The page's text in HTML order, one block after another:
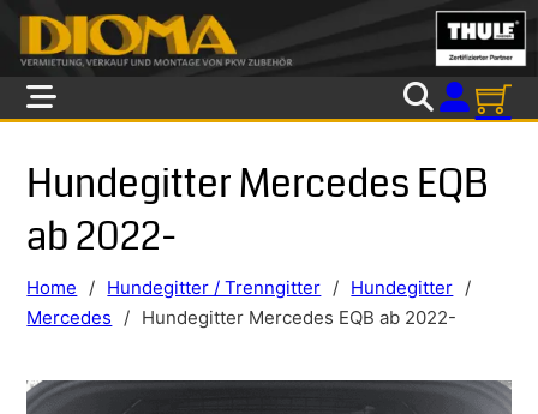
Skip to main content
Skip to footer
Hundegitter Mercedes EQB
ab 2022-
Home / Hundegitter / Trenngitter / Hundegitter /
Mercedes
/ Hundegitter Mercedes EQB ab 2022-